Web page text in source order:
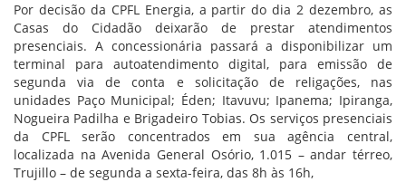
Por decisão da CPFL Energia, a partir do dia 2 dezembro, as
Casas do Cidadão deixarão de prestar atendimentos
presenciais. A concessionária passará a disponibilizar um
terminal para autoatendimento digital, para emissão de
segunda via de conta e solicitação de religações, nas
unidades Paço Municipal; Éden; Itavuvu; Ipanema; Ipiranga,
Nogueira Padilha e Brigadeiro Tobias. Os serviços presenciais
da CPFL serão concentrados em sua agência central,
localizada na Avenida General Osório, 1.015 – andar térreo,
Trujillo – de segunda a sexta-feira, das 8h às 16h,